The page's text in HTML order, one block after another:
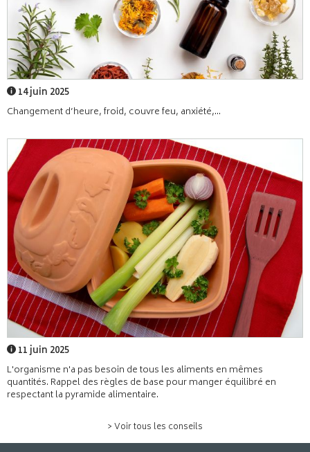
14 juin 2025
Changement d’heure, froid, couvre feu, anxiété,...
11 juin 2025
L'organisme n'a pas besoin de tous les aliments en mêmes
quantités. Rappel des règles de base pour manger équilibré en
respectant la pyramide alimentaire.
> Voir tous les conseils